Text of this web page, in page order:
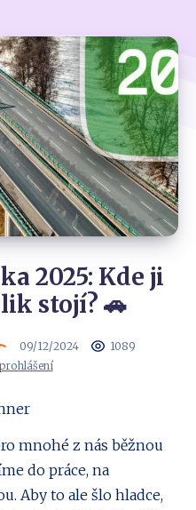
2025: Kde ji
stojí? 🚗
09/12/2024
1089
mnohé z nás běžnou
do práce, na
Aby to ale šlo hladce,